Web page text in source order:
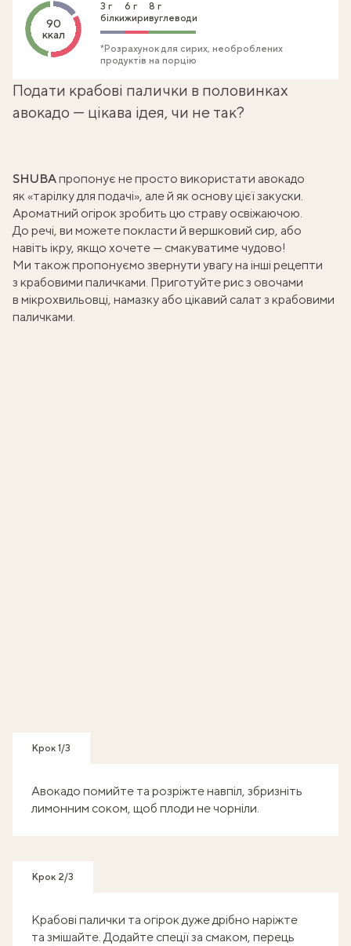
90
ккал
3 г
білки
6 г
жири
8 г
вуглеводи
*Розрахунок для сирих, необроблених
продуктів на порцію
Подати крабові палички в половинках
авокадо — цікава ідея, чи не так?
SHUBAпропонує не просто використати авокадо
як «тарілку для подачі», але й як основу цієї закуски.
Ароматний огірок зробить цю страву освіжаючою.
До речі, ви можете покласти й вершковий сир, або
навіть ікру, якщо хочете — смакуватиме чудово!
Ми також пропонуємо звернути увагу на інші рецепти
з крабовими паличками. Приготуйтерис з овочами
в мікрохвильовці, намазку або цікавий салат з крабовими
паличками.
Крок 1/3
Авокадо помийте та розріжте навпіл, збризніть
лимонним соком, щоб плоди не чорніли.
Крок 2/3
Крабові палички та огірок дуже дрібно наріжте
та змішайте. Додайте спеції за смаком, перець